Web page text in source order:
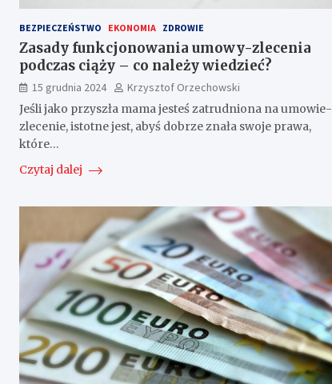
BEZPIECZEŃSTWO EKONOMIA ZDROWIE
Zasady funkcjonowania umowy-zlecenia
podczas ciąży – co należy wiedzieć?
15 grudnia 2024
Krzysztof Orzechowski
Jeśli jako przyszła mama jesteś zatrudniona na umowie-
zlecenie, istotne jest, abyś dobrze znała swoje prawa,
które…
Czytaj dalej